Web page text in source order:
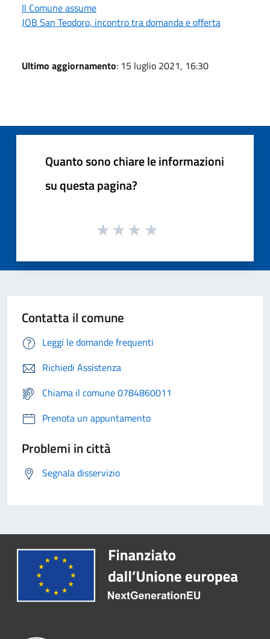
Il Comune assume
JOB San Teodoro, incontro tra domanda e offerta
Ultimo aggiornamento: 15 luglio 2021, 16:30
Quanto sono chiare le informazioni
su questa pagina?
Contatta il comune
Leggi le domande frequenti
Richiedi Assistenza
Chiama il comune 0784860011
Prenota un appuntamento
Problemi in città
Segnala disservizio